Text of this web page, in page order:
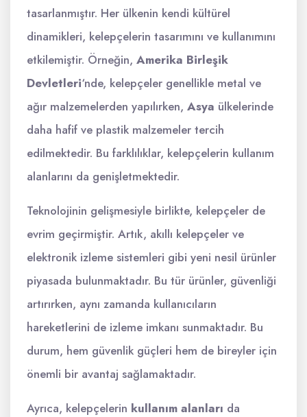
tasarlanmıştır. Her ülkenin kendi kültürel
dinamikleri, kelepçelerin tasarımını ve kullanımını
etkilemiştir. Örneğin, Amerika Birleşik
Devletleri‘nde, kelepçeler genellikle metal ve
ağır malzemelerden yapılırken, Asya ülkelerinde
daha hafif ve plastik malzemeler tercih
edilmektedir. Bu farklılıklar, kelepçelerin kullanım
alanlarını da genişletmektedir.
Teknolojinin gelişmesiyle birlikte, kelepçeler de
evrim geçirmiştir. Artık, akıllı kelepçeler ve
elektronik izleme sistemleri gibi yeni nesil ürünler
piyasada bulunmaktadır. Bu tür ürünler, güvenliği
artırırken, aynı zamanda kullanıcıların
hareketlerini de izleme imkanı sunmaktadır. Bu
durum, hem güvenlik güçleri hem de bireyler için
önemli bir avantaj sağlamaktadır.
Ayrıca, kelepçelerin kullanım alanları da